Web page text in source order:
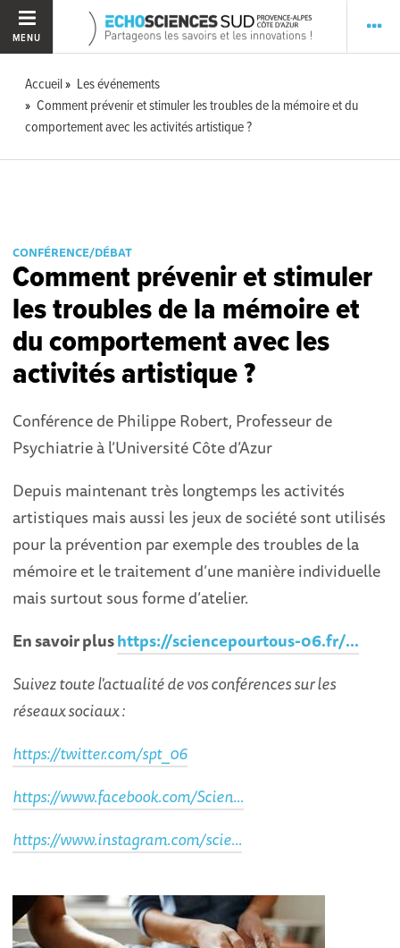
MENU
Accueil
Les événements
Comment prévenir et stimuler les troubles de la mémoire et du
comportement avec les activités artistique ?
CONFÉRENCE/DÉBAT
Comment prévenir et stimuler
les troubles de la mémoire et
du comportement avec les
activités artistique ?
Conférence de Philippe Robert, Professeur de
Psychiatrie à l’Université Côte d’Azur
Depuis maintenant très longtemps les activités
artistiques mais aussi les jeux de société sont utilisés
pour la prévention par exemple des troubles de la
mémoire et le traitement d’une manière individuelle
mais surtout sous forme d’atelier.
En savoir plushttps://sciencepourtous-06.fr/...
Suivez toute l'actualité de vos conférences sur les
réseaux sociaux :
https://twitter.com/spt_06
https://www.facebook.com/Scien...
https://www.instagram.com/scie...